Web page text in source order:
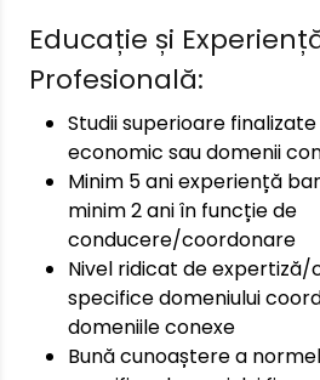
Educație și
Profesională:
Studii superioare
economic sau domenii
Minim 5 ani experiență
minim 2 ani în funcție de
conducere/coordonare
Nivel ridicat de
specifice domeniului
domeniile conexe
Bună cunoaștere a